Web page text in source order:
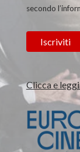
secondo
Clicca e